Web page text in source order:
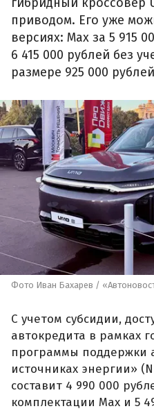
приводом. Его уже
версиях: Max за 5 915
6 415 000 рублей без
размере 925 000
Фото Иван Бахарев /
С учетом субсидии,
автокредита в рамках
программы поддержки
источниках энергии»
составит 4 990 000
комплектации Max и 5